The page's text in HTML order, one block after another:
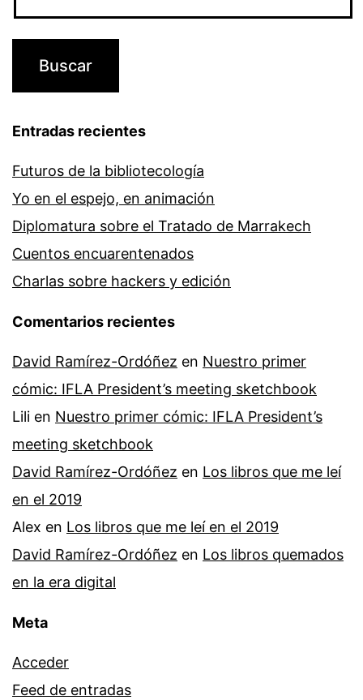
Entradas recientes
Futuros de la bibliotecología
Yo en el espejo, en animación
Diplomatura sobre el Tratado de Marrakech
Cuentos encuarentenados
Charlas sobre hackers y edición
Comentarios recientes
David Ramírez-Ordóñez en Nuestro primer
cómic: IFLA President’s meeting sketchbook
Lili en Nuestro primer cómic: IFLA President’s
meeting sketchbook
David Ramírez-Ordóñez en Los libros que me leí
en el 2019
Alex en Los libros que me leí en el 2019
David Ramírez-Ordóñez en Los libros quemados
en la era digital
Meta
Acceder
Feed de entradas